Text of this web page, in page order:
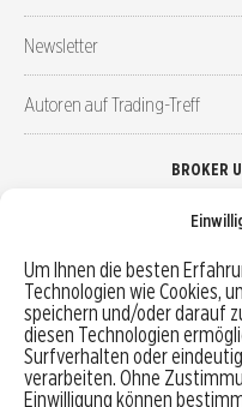
Um Ihnen die besten
Technologien wie Cookies,
speichern und/oder darauf
diesen Technologien
Surfverhalten oder
verarbeiten. Ohne
Einwilligung können
Newsletter
Autoren auf Trading-Treff
BROKER
Robo-Advisor vergleichen
Depotvergleich